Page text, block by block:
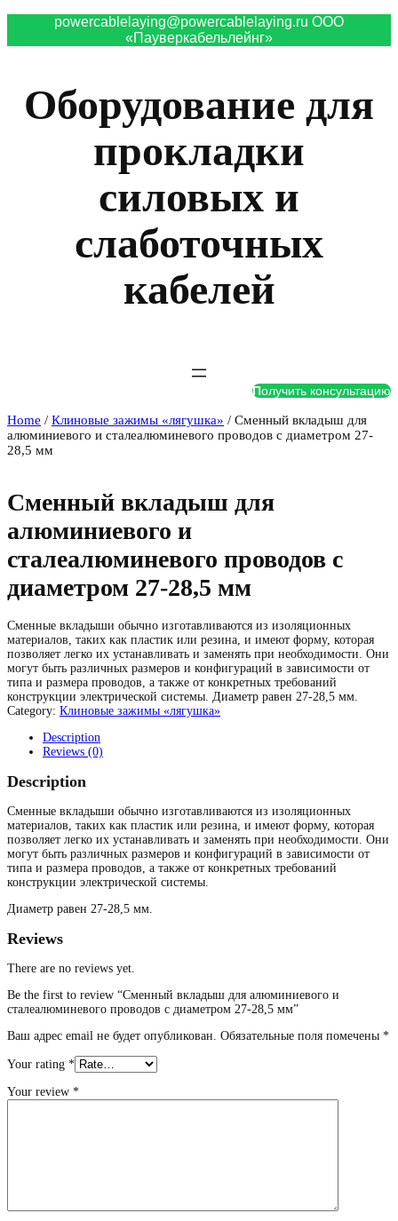
powercablelaying@powercablelaying.ru ООО
«Пауверкабельлейнг»
Оборудование для
прокладки
силовых и
слаботочных
кабелей
Получить консультацию
Home / Клиновые зажимы «лягушка» / Сменный вкладыш для
алюминиевого и сталеалюминевого проводов с диаметром 27-
28,5 мм
Сменный вкладыш для
алюминиевого и
сталеалюминевого проводов с
диаметром 27-28,5 мм
Сменные вкладыши обычно изготавливаются из изоляционных
материалов, таких как пластик или резина, и имеют форму, которая
позволяет легко их устанавливать и заменять при необходимости. Они
могут быть различных размеров и конфигураций в зависимости от
типа и размера проводов, а также от конкретных требований
конструкции электрической системы. Диаметр равен 27-28,5 мм.
Category: Клиновые зажимы «лягушка»
Description
Reviews (0)
Description
Сменные вкладыши обычно изготавливаются из изоляционных
материалов, таких как пластик или резина, и имеют форму, которая
позволяет легко их устанавливать и заменять при необходимости. Они
могут быть различных размеров и конфигураций в зависимости от
типа и размера проводов, а также от конкретных требований
конструкции электрической системы.
Диаметр равен 27-28,5 мм.
Reviews
There are no reviews yet.
Be the first to review “Сменный вкладыш для алюминиевого и
сталеалюминевого проводов с диаметром 27-28,5 мм”
Ваш адрес email не будет опубликован. Обязательные поля помечены *
Your rating *
Your review *